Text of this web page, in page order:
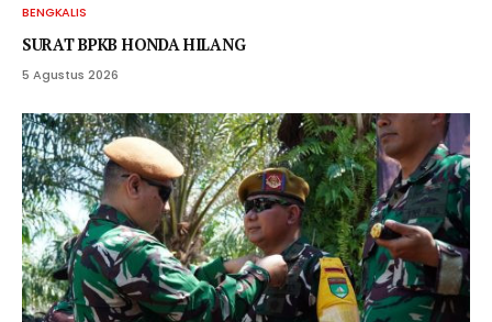
BENGKALIS
SURAT BPKB HONDA HILANG
5 Agustus 2026